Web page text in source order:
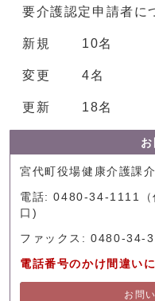
要介護認定申請者に
新規 10名
変更 4名
更新 18名
宮代町役場健康介護課
電話: 0480-34-1111（
口)
ファックス: 0480-34-
電話番号のかけ間違い
お問